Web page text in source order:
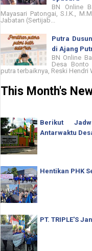
BN Online
Mayasari Patongai, S.I.K.,
Jabatan (Sertijab...
Putra
di Ajang
BN Online
Desa Bonto
putra terbaiknya, Reski Hendri
This Month's
Berikut
Antarwaktu
Hentikan PHK
PT. TRIPLE'S